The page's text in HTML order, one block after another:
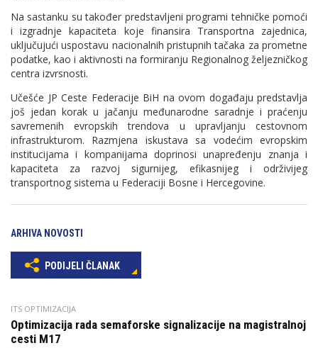
Na sastanku su također predstavljeni programi tehničke pomoći
i izgradnje kapaciteta koje finansira Transportna zajednica,
uključujući uspostavu nacionalnih pristupnih tačaka za prometne
podatke, kao i aktivnosti na formiranju Regionalnog željezničkog
centra izvrsnosti.
Učešće JP Ceste Federacije BiH na ovom događaju predstavlja
još jedan korak u jačanju međunarodne saradnje i praćenju
savremenih evropskih trendova u upravljanju cestovnom
infrastrukturom. Razmjena iskustava sa vodećim evropskim
institucijama i kompanijama doprinosi unapređenju znanja i
kapaciteta za razvoj sigurnijeg, efikasnijeg i održivijeg
transportnog sistema u Federaciji Bosne i Hercegovine.
ARHIVA NOVOSTI
PODIJELI ČLANAK
ITS OPTIMIZACIJA
Optimizacija rada semaforske signalizacije na magistralnoj
cesti M17